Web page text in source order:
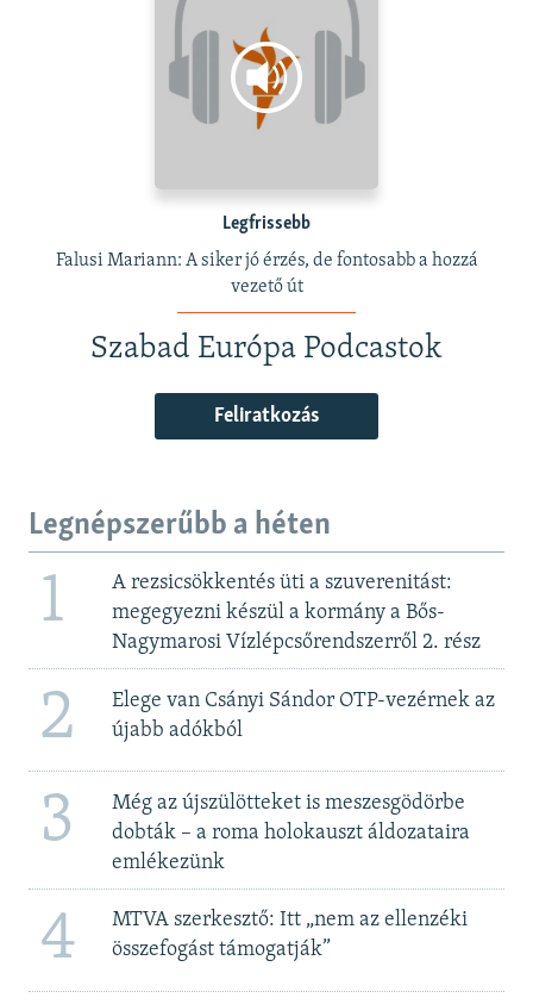
Legfrissebb
Falusi Mariann: A siker jó érzés, de fontosabb a hozzá
vezető út
Szabad Európa Podcastok
Feliratkozás
Legnépszerűbb a héten
1
A rezsicsökkentés üti a szuverenitást:
megegyezni készül a kormány a Bős-
Nagymarosi Vízlépcsőrendszerről 2. rész
2
Elege van Csányi Sándor OTP-vezérnek az
újabb adókból
3
Még az újszülötteket is meszesgödörbe
dobták – a roma holokauszt áldozataira
emlékezünk
4
MTVA szerkesztő: Itt „nem az ellenzéki
összefogást támogatják”